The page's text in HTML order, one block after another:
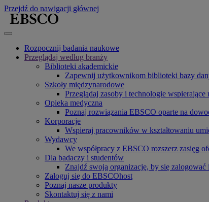
Przejdź do nawigacji głównej
Rozpocznij badania naukowe
Przeglądaj według branży
Biblioteki akademickie
Zapewnij użytkownikom biblioteki bazy
Szkoły międzynarodowe
Przeglądaj zasoby i technologie
Opieka medyczna
Poznaj rozwiązania EBSCO oparte na
Korporacje
Wspieraj pracowników w kształtowaniu
Wydawcy
We współpracy z EBSCO rozszerz zasięg
Dla badaczy i studentów
Znajdź swoją organizację, by się zalogować
Zaloguj się do EBSCOhost
Poznaj nasze produkty
Skontaktuj się z nami